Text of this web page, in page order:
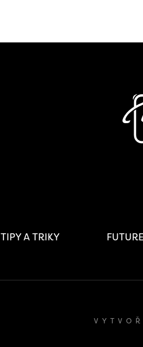
TIPY A TRIKY